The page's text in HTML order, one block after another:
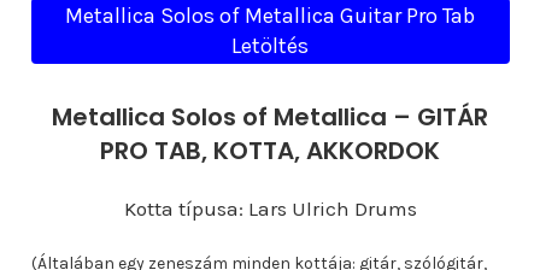
Metallica Solos of Metallica Guitar Pro Tab
Letöltés
Metallica Solos of Metallica – GITÁR
PRO TAB, KOTTA, AKKORDOK
Kotta típusa: Lars Ulrich Drums
(Általában egy zeneszám minden kottája: gitár, szólógitár,